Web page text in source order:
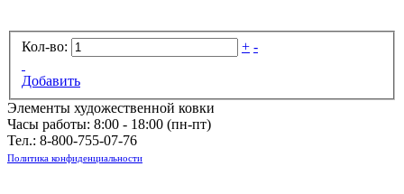
Кол-во: + -
Добавить
Элементы художественной ковки
Часы работы: 8:00 - 18:00 (пн-пт)
Тел.: 8-800-755-07-76
Политика конфиденциальности